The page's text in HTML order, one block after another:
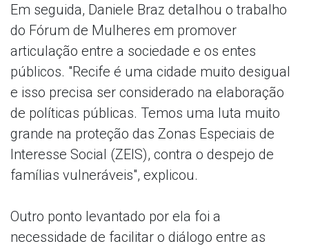
Em seguida, Daniele Braz detalhou o trabalho
do Fórum de Mulheres em promover
articulação entre a sociedade e os entes
públicos. "Recife é uma cidade muito desigual
e isso precisa ser considerado na elaboração
de políticas públicas. Temos uma luta muito
grande na proteção das Zonas Especiais de
Interesse Social (ZEIS), contra o despejo de
famílias vulneráveis", explicou.
Outro ponto levantado por ela foi a
necessidade de facilitar o diálogo entre as